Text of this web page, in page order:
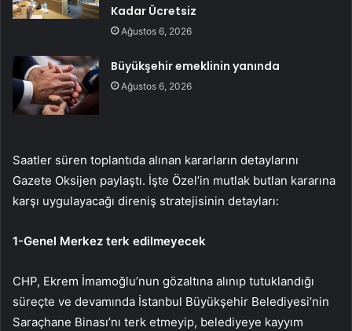
Kadar Ücretsiz
Ağustos 6, 2026
Büyükşehir emeklinin yanında
Ağustos 6, 2026
Saatler süren toplantıda alınan kararların detaylarını
Gazete Oksijen paylaştı. İşte Özel’in mutlak butlan kararına
karşı uygulayacağı direniş stratejisinin detayları:
1-Genel Merkez terk edilmeyecek
CHP, Ekrem İmamoğlu’nun gözaltına alınıp tutuklandığı
süreçte ve devamında İstanbul Büyükşehir Belediyesi’nin
Saraçhane Binası’nı terk etmeyip, belediyeye kayyım